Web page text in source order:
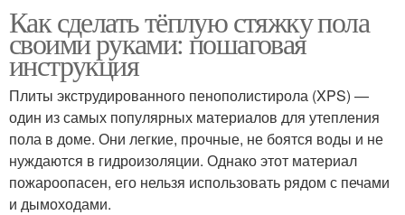
Как сделать тёплую стяжку пола
своими руками: пошаговая
инструкция
Плиты экструдированного пенополистирола (XPS) —
один из самых популярных материалов для утепления
пола в доме. Они легкие, прочные, не боятся воды и не
нуждаются в гидроизоляции. Однако этот материал
пожароопасен, его нельзя использовать рядом с печами
и дымоходами.